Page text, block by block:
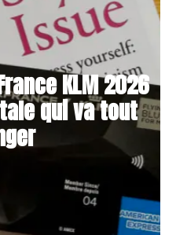
KLM 2026
qui va tout